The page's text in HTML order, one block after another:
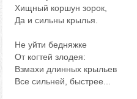
Хищный коршун зорок,
Да и сильны крылья.
Не уйти бедняжке
От когтей злодея:
Взмахи длинных крыльев
Все сильней, быстрее...